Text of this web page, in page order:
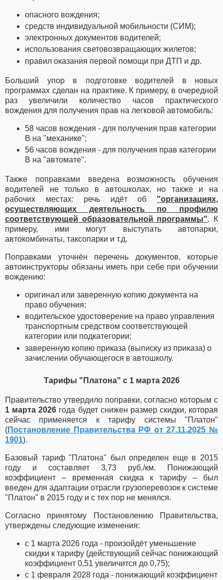
опасного вождения;
средств индивидуальной мобильности (СИМ);
электронных документов водителей;
использования световозвращающих жилетов;
правил оказания первой помощи при ДТП и др.
Больший упор в подготовке водителей в новых
программах сделан на практике. К примеру, в очередной
раз увеличили количество часов практического
вождения для получения прав на легковой автомобиль:
58 часов вождения - для получения прав категории
В на "механике";
56 часов вождения - для получения прав категории
В на "автомате".
Также поправками введена возможность обучения
водителей не только в автошколах, но также и на
рабочих местах: речь идёт об "организациях,
осуществляющих деятельность по профилю
соответствующей образовательной программы". К
примеру, ими могут выступать автопарки,
автокомбинаты, таксопарки и т.д.
Поправками уточнён перечень документов, которые
автоинструкторы обязаны иметь при себе при обучении
вождению:
оригинал или заверенную копию документа на
право обучения;
водительское удостоверение на право управления
транспортным средством соответствующей
категории или подкатегории;
заверенную копию приказа (выписку из приказа) о
зачислении обучающегося в автошколу.
Тарифы "Платона" с 1 марта 2026
Правительство утвердило поправки, согласно которым с
1 марта 2026 года будет снижен размер скидки, которая
сейчас применяется к тарифу системы "Платон"
(Постановление Правительства РФ от 27.11.2025 №
1901).
Базовый тариф "Платона" был определен еще в 2015
году и составляет 3,73 руб./км. Понижающий
коэффициент – временная скидка к тарифу – был
введен для адаптации отрасли грузоперевозок к системе
"Платон" в 2015 году и с тех пор не менялся.
Согласно принятому Постановлению Правительства,
утверждены следующие изменения:
с 1 марта 2026 года - произойдёт уменьшение
скидки к тарифу (действующий сейчас понижающий
коэффициент 0,51 увеличится до 0,75);
с 1 февраля 2028 года - понижающий коэффициент